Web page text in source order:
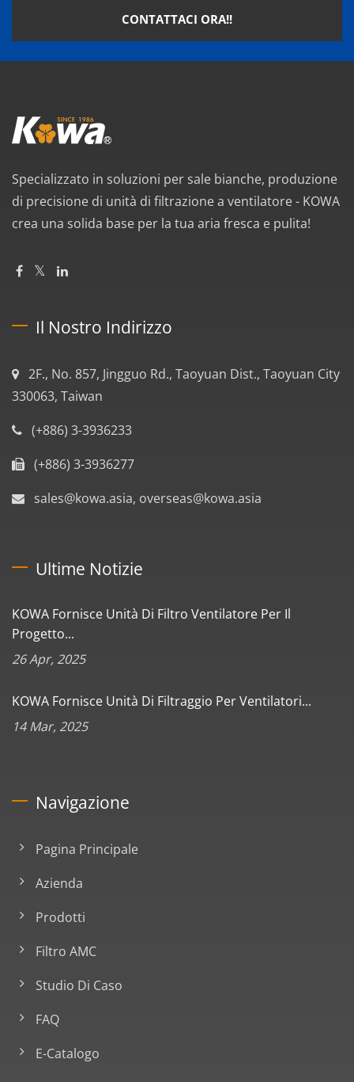
CONTATTACI ORA!!
Specializzato in soluzioni per sale bianche, produzione
di precisione di unità di filtrazione a ventilatore - KOWA
crea una solida base per la tua aria fresca e pulita!
Il Nostro Indirizzo
2F., No. 857, Jingguo Rd., Taoyuan Dist., Taoyuan City
330063, Taiwan
(+886) 3-3936233
(+886) 3-3936277
sales@kowa.asia, overseas@kowa.asia
Ultime Notizie
KOWA Fornisce Unità Di Filtro Ventilatore Per Il
Progetto...
26 Apr, 2025
KOWA Fornisce Unità Di Filtraggio Per Ventilatori...
14 Mar, 2025
Navigazione
Pagina Principale
Azienda
Prodotti
Filtro AMC
Studio Di Caso
FAQ
E-Catalogo